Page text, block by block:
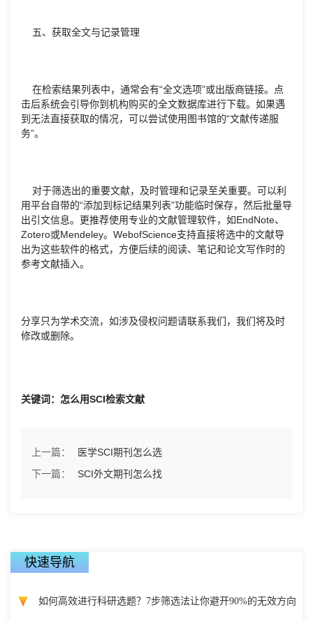
五、获取全文与记录管理
在检索结果列表中，通常会有“全文选项”或出版商链接。点
击后系统会引导你到机构购买的全文数据库进行下载。如果遇
到无法直接获取的情况，可以尝试使用图书馆的“文献传递服
务”。
对于筛选出的重要文献，及时管理和记录至关重要。可以利
用平台自带的“添加到标记结果列表”功能临时保存，然后批量导
出引文信息。更推荐使用专业的文献管理软件，如EndNote、
Zotero或Mendeley。WebofScience支持直接将选中的文献导
出为这些软件的格式，方便后续的阅读、笔记和论文写作时的
参考文献插入。
分享只为学术交流，如涉及侵权问题请联系我们，我们将及时
修改或删除。
关键词：怎么用SCI检索文献
上一篇：
医学SCI期刊怎么选
下一篇：
SCI外文期刊怎么找
快速导航
如何高效进行科研选题？7步筛选法让你避开90%的无效方向